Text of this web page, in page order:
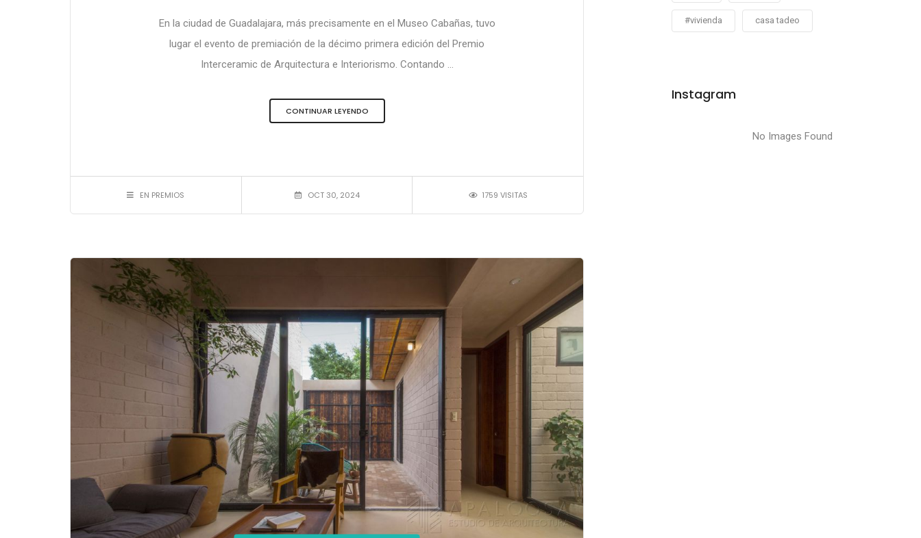
En la ciudad de Guadalajara, más precisamente en el Museo Cabañas, tuvo
lugar el evento de premiación de la décimo primera edición del Premio
Interceramic de Arquitectura e Interiorismo. Contando ...
CONTINUAR LEYENDO
EN PREMIOS OCT 30, 2024 1759 VISITAS
#vivienda casa tadeo
Instagram
No Images Found